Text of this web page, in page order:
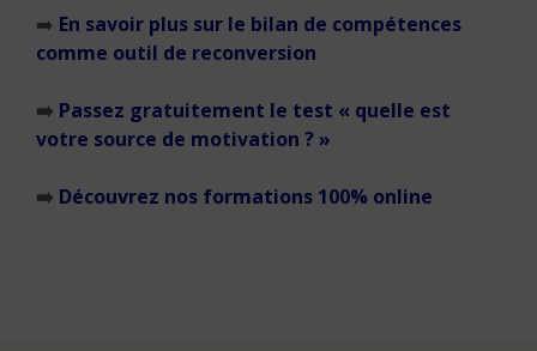
➡️ En savoir plus sur le bilan de compétences
comme outil de reconversion
➡️ Passez gratuitement le test « quelle est
votre source de motivation ? »
➡️ Découvrez nos formations 100% online